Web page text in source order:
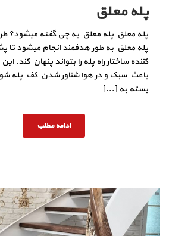
پله معلق
پله معلق پله معلق به چی گفته میشود؟
پله معلق به طور هدفمند انجام میشود تا
کننده ساختار راه پله را بتواند پنهان کند.
باعث سبک و در هوا شناور شدن کف پله
بسته به [...]
ادامه مطلب